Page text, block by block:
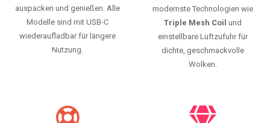
auspacken und genießen. Alle
Modelle sind mit USB-C
wiederaufladbar für längere
Nutzung.
modernste Technologien wie
Triple Mesh Coil und
einstellbare Luftzufuhr für
dichte, geschmackvolle
Wolken.